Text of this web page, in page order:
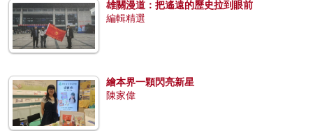
雄關漫道：把遙遠的歷史拉到眼前
編輯精選
繪本界一顆閃亮新星
陳家偉